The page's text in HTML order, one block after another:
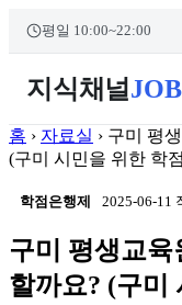
너
뛰
평일 10:00~22:00
지식채널 JOB
홈 › 자료실 › 구미 평
(구미 시민을 위한 학
학점은행제 2025-06-11
구미 평생교육
할까요? (구미